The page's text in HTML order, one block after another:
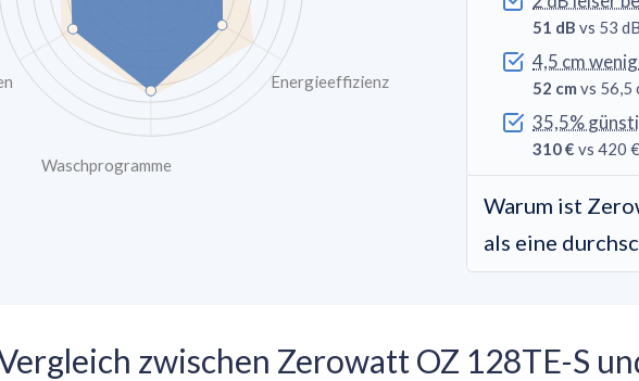
Energieeffizienz
Waschprogramme
51 dB vs 53 dB
4,5 cm
52 cm vs 56,5
35,5%
310 € vs 420 €
Warum ist
als eine
zwischen Zerowatt OZ 128TE-S